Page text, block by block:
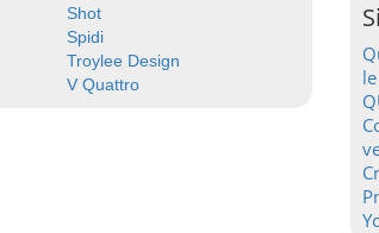
Shot
Spidi
Troylee Design
V Quattro